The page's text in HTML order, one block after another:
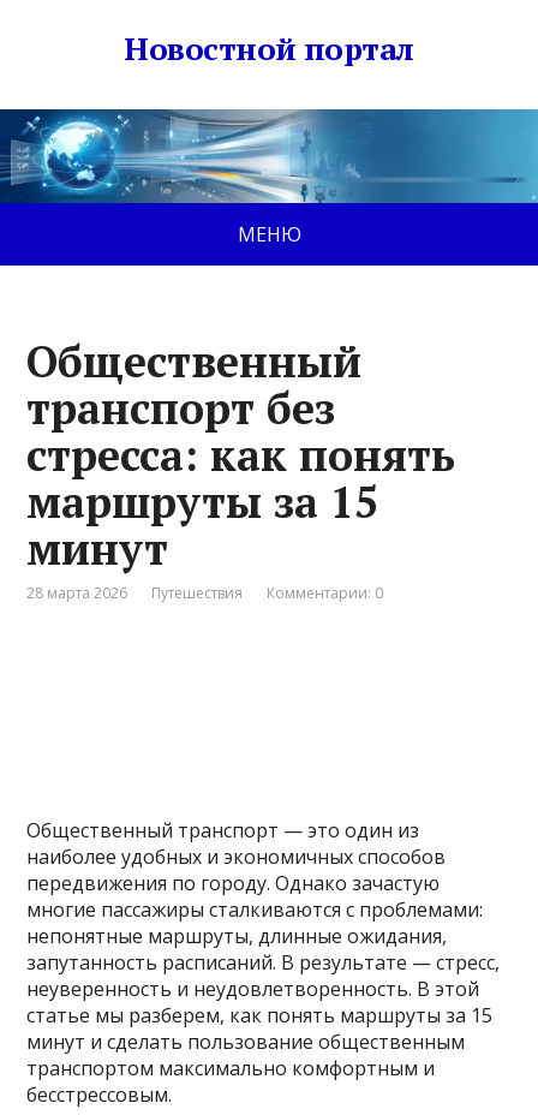
Новостной портал
МЕНЮ
Общественный
транспорт без
стресса: как понять
маршруты за 15
минут
28 марта 2026 Путешествия Комментарии: 0
Общественный транспорт — это один из
наиболее удобных и экономичных способов
передвижения по городу. Однако зачастую
многие пассажиры сталкиваются с проблемами:
непонятные маршруты, длинные ожидания,
запутанность расписаний. В результате — стресс,
неуверенность и неудовлетворенность. В этой
статье мы разберем, как понять маршруты за 15
минут и сделать пользование общественным
транспортом максимально комфортным и
бесстрессовым.